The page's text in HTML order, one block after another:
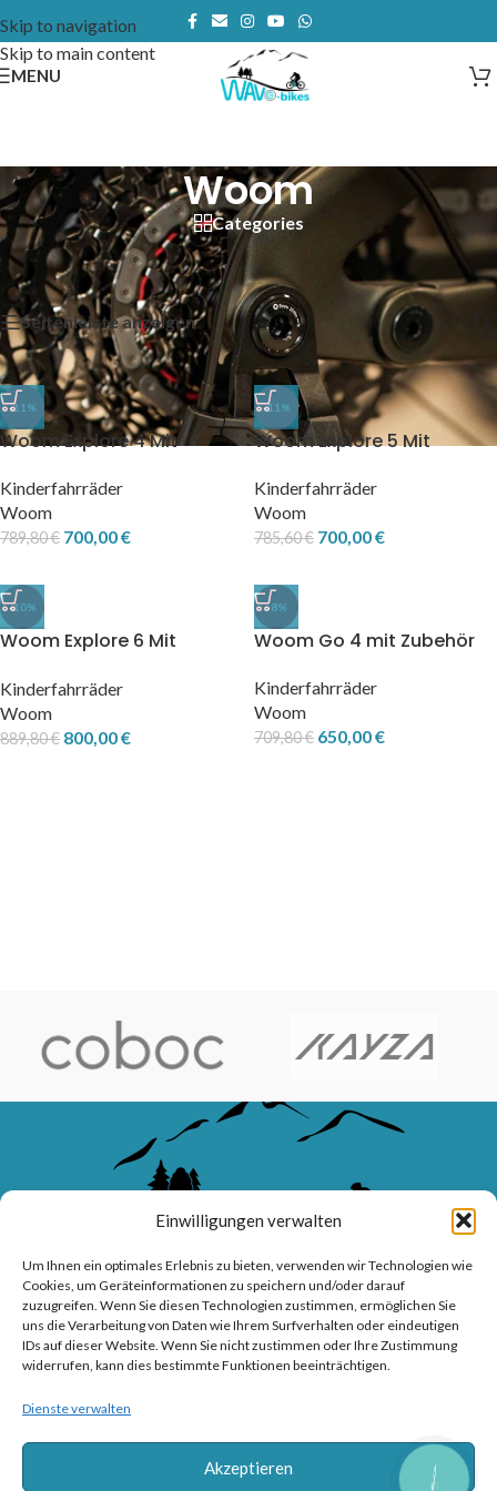
Einwilligungen verwalten
Um Ihnen ein optimales Erlebnis zu bieten, verwenden wir Technologien wie
Cookies, um Geräteinformationen zu speichern und/oder darauf
zuzugreifen. Wenn Sie diesen Technologien zustimmen, ermöglichen Sie
uns die Verarbeitung von Daten wie Ihrem Surfverhalten oder eindeutigen
IDs auf dieser Website. Wenn Sie nicht zustimmen oder Ihre Zustimmung
widerrufen, kann dies bestimmte Funktionen beeinträchtigen.
Dienste verwalten
Akzeptieren
Skip to navigation
Skip to main content
MENU
Woom
Categories
Start/ Produkte verschlagwortet mit „Woom“
Alle 4 Ergebnisse werden angezeigt
Seitenleiste anzeigen
-11%
Woom Explore 4 Mit
Kinderfahrräder
Woom
789,80€ 700,00€
-11%
Woom Explore 5 Mit
Kinderfahrräder
Woom
785,60€ 700,00€
-10%
Woom Explore 6 Mit
Kinderfahrräder
Woom
889,80€ 800,00€
-8%
Woom Go 4 mit Zubehör
Kinderfahrräder
Woom
709,80€ 650,00€
WAVE-BIKES – Ihr Meisterbetrieb für Fahrräder, E-Bikes, Service
CALL
BUTTON